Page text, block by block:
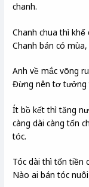
chanh.
Chanh chua thì khế
Chanh bán có
Anh về mắc võng
Đừng nên tơ tưởng
Ít bồ kết thì tăng
càng dài càng tốn
tóc.
Tóc dài thì tốn tiền
Nào ai bán tóc